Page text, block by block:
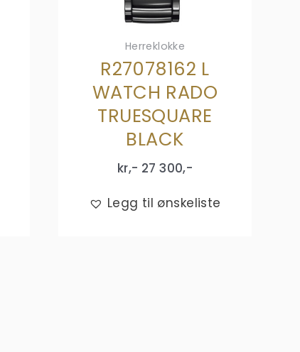
Herreklokke
R27078162 L
WATCH RADO
TRUESQUARE
BLACK
kr,- 27 300,-
Legg til ønskeliste